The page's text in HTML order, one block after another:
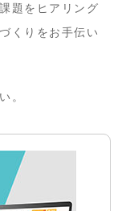
題をヒアリング
くりをお手伝い
。